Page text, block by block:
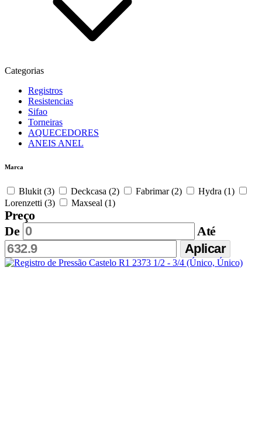
Categorias
Registros
Resistencias
Sifao
Torneiras
AQUECEDORES
ANEIS ANEL
Marca
Blukit (3) Deckcasa (2) Fabrimar (2)
Hydra (1)
Lorenzetti (3)
Maxseal (1)
Preço
De
Até
Aplicar